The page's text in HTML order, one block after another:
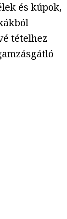
és kúpok,
tételhez